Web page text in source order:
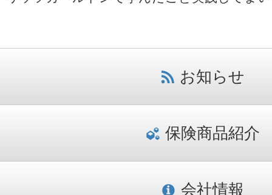
お知らせ
保険商品紹介
会社情報